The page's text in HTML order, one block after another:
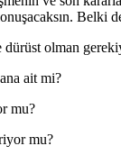
Belki
olman
ait mi?
mu?
mu?